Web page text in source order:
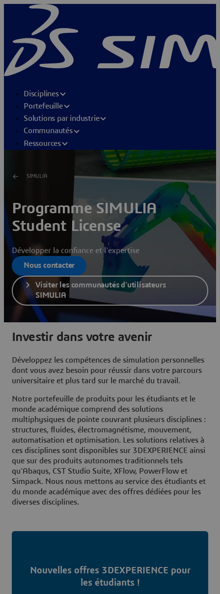
Disciplines
Portefeuille
Solutions par industrie
Communautés
Ressources
SIMULIA
Programme SIMULIA
Student License
Développer la confiance et l'expertise
Nous contacter
Visiter les communautés d'utilisateurs
SIMULIA
Investir dans votre avenir
Développez les compétences de simulation personnelles
dont vous avez besoin pour réussir dans votre parcours
universitaire et plus tard sur le marché du travail.
Notre portefeuille de produits pour les étudiants et le
monde académique comprend des solutions
multiphysiques de pointe couvrant plusieurs disciplines :
structures, fluides, électromagnétisme, mouvement,
automatisation et optimisation. Les solutions relatives à
ces disciplines sont disponibles sur 3DEXPERIENCE ainsi
que sur des produits autonomes traditionnels tels
qu'Abaqus, CST Studio Suite, XFlow, PowerFlow et
Simpack. Nous nous mettons au service des étudiants et
du monde académique avec des offres dédiées pour les
diverses disciplines.
Nouvelles offres 3DEXPERIENCE pour
les étudiants !